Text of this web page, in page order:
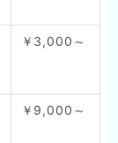
￥3,000～
￥9,000～